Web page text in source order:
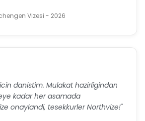
Vizesi - 2026
danistim. Mulakat hazirligindan
kadar her asamada
onaylandi, tesekkurler Northvize!"